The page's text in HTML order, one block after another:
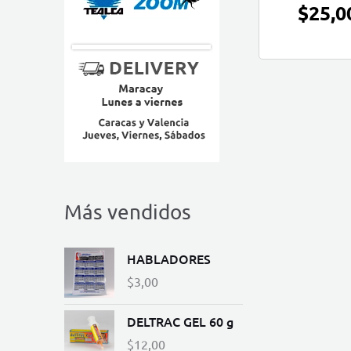
Más vendidos
HABLADORES
$3,00
DELTRAC GEL 60 g
$12,00
$